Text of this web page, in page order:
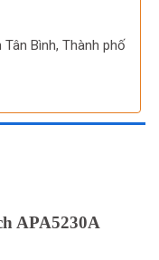
Bình, Thành phố
APA5230A